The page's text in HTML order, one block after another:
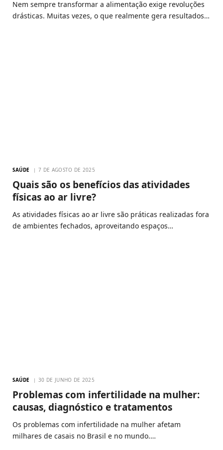
Nem sempre transformar a alimentação exige revoluções
drásticas. Muitas vezes, o que realmente gera resultados…
SAÚDE 7 DE AGOSTO DE 2025
Quais são os benefícios das atividades
físicas ao ar livre?
As atividades físicas ao ar livre são práticas realizadas fora
de ambientes fechados, aproveitando espaços…
SAÚDE 30 DE JUNHO DE 2025
Problemas com infertilidade na mulher:
causas, diagnóstico e tratamentos
Os problemas com infertilidade na mulher afetam
milhares de casais no Brasil e no mundo.…